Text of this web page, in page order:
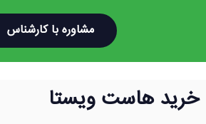
مشاوره با کارشناس
خرید هاست ویستا